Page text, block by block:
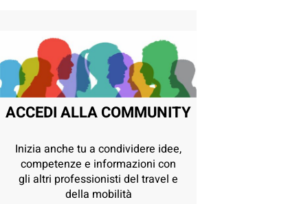
ACCEDI ALLA COMMUNITY
Inizia anche tu a condividere idee,
competenze e informazioni con
gli altri professionisti del travel e
della mobilità